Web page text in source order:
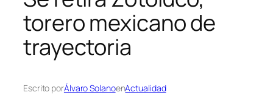
torero mexicano de
trayectoria
Escrito porÁlvaro SolanoenActualidad